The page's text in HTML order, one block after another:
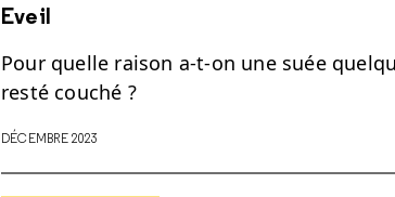
Eveil
Pour quelle raison a-t-on une suée
resté couché ?
DÉCEMBRE 2023